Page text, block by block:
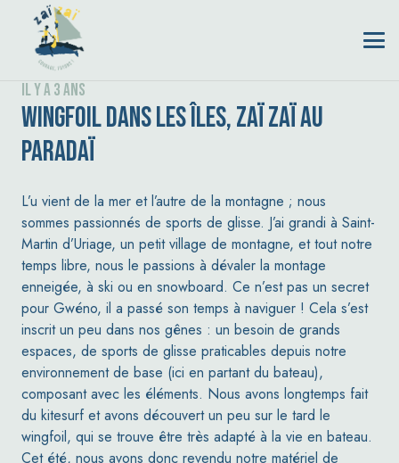
il y a 3 ans
WINGFOIL DANS LES ÎLES, ZAÏ ZAÏ AU
PARADAÏ
L’u vient de la mer et l’autre de la montagne ; nous
sommes passionnés de sports de glisse. J’ai grandi à Saint-
Martin d’Uriage, un petit village de montagne, et tout notre
temps libre, nous le passions à dévaler la montage
enneigée, à ski ou en snowboard. Ce n’est pas un secret
pour Gwéno, il a passé son temps à naviguer ! Cela s’est
inscrit un peu dans nos gênes : un besoin de grands
espaces, de sports de glisse praticables depuis notre
environnement de base (ici en partant du bateau),
composant avec les éléments. Nous avons longtemps fait
du kitesurf et avons découvert un peu sur le tard le
wingfoil, qui se trouve être très adapté à la vie en bateau.
Cet été, nous avons donc revendu notre matériel de